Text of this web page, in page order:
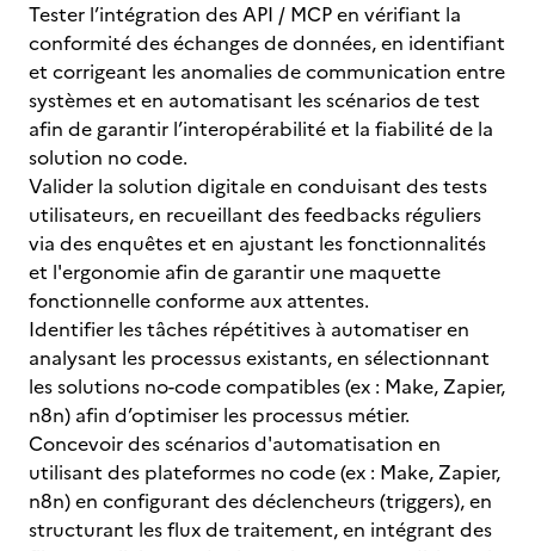
Tester l’intégration des API / MCP en vérifiant la
conformité des échanges de données, en identifiant
et corrigeant les anomalies de communication entre
systèmes et en automatisant les scénarios de test
afin de garantir l’interopérabilité et la fiabilité de la
solution no code.
Valider la solution digitale en conduisant des tests
utilisateurs, en recueillant des feedbacks réguliers
via des enquêtes et en ajustant les fonctionnalités
et l'ergonomie afin de garantir une maquette
fonctionnelle conforme aux attentes.
Identifier les tâches répétitives à automatiser en
analysant les processus existants, en sélectionnant
les solutions no-code compatibles (ex : Make, Zapier,
n8n) afin d’optimiser les processus métier.
Concevoir des scénarios d'automatisation en
utilisant des plateformes no code (ex : Make, Zapier,
n8n) en configurant des déclencheurs (triggers), en
structurant les flux de traitement, en intégrant des